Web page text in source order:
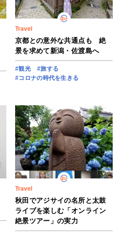
Travel
京都との意外な共通点も 絶
景を求めて新潟・佐渡島へ
#観光
#旅する
#コロナの時代を生きる
Travel
秋田でアジサイの名所と太鼓
ライブを楽しむ「オンライン
絶景ツアー」の実力